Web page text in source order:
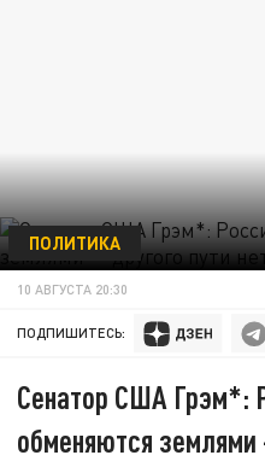
ПОЛИТИКА
10 АВГУСТА 20:30
ПОДПИШИТЕСЬ:
Сенатор США Грэм*:
обменяются землями